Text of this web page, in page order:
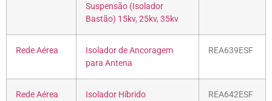
Suspensão (Isolador
Bastão) 15kv, 25kv, 35kv
Rede Aérea
Isolador de Ancoragem
para Antena
REA639ESF
Rede Aérea Isolador Híbrido REA642ESF